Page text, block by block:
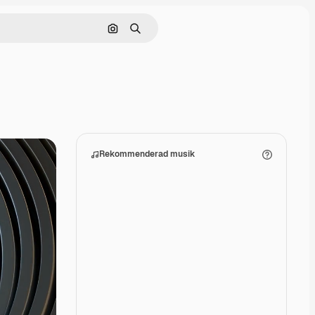
Sök efter bild
Söka
Rekommenderad musik